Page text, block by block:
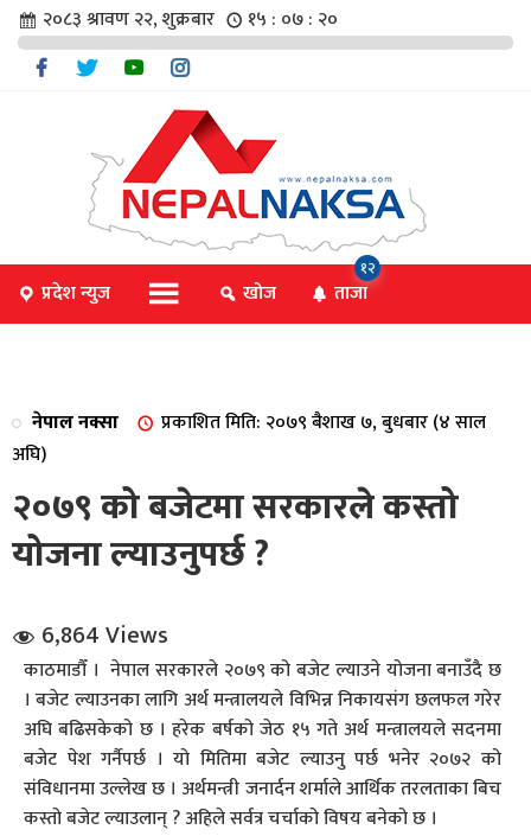
संवाद
२०८३ श्रावण २२, शुक्रबार १५ : ०७ : २०
प्रदेश न्युज खोज ताजा
१२
नेपाल नक्सा
प्रकाशित मिति: २०७९ बैशाख ७, बुधबार (४ साल
अघि)
२०७९ को बजेटमा सरकारले कस्तो
योजना ल्याउनुपर्छ ?
6,864 Views
काठमाडौँ । नेपाल सरकारले २०७९ को बजेट ल्याउने योजना बनाउँदै छ
। बजेट ल्याउनका लागि अर्थ मन्त्रालयले विभिन्न निकायसंग छलफल गरेर
अघि बढिसकेको छ । हरेक बर्षको जेठ १५ गते अर्थ मन्त्रालयले सदनमा
बजेट पेश गर्नैपर्छ । यो मितिमा बजेट ल्याउनु पर्छ भनेर २०७२ को
संविधानमा उल्लेख छ । अर्थमन्त्री जनार्दन शर्माले आर्थिक तरलताका बिच
कस्तो बजेट ल्याउलान् ? अहिले सर्वत्र चर्चाको विषय बनेको छ ।